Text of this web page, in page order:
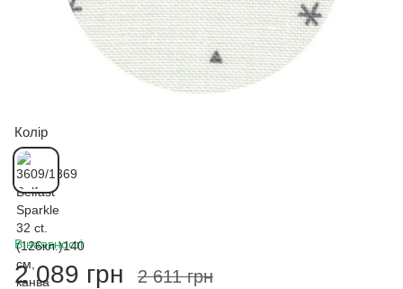
Колір
В наявності
2 089 грн 2 611 грн